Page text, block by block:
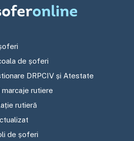
de șoferi
DRPCIV și Atestate
rutiere
rutieră
de șoferi